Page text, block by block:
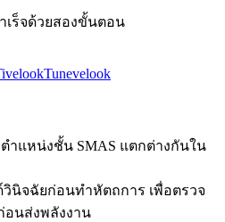
ร็จด้วยสองขั้นตอน
Tunevelook
แหน่งชั้น SMAS แตกต่างกันใน
วินิจฉัยก่อนทำหัตถการ เพื่อตรวจ
อนส่งพลังงาน